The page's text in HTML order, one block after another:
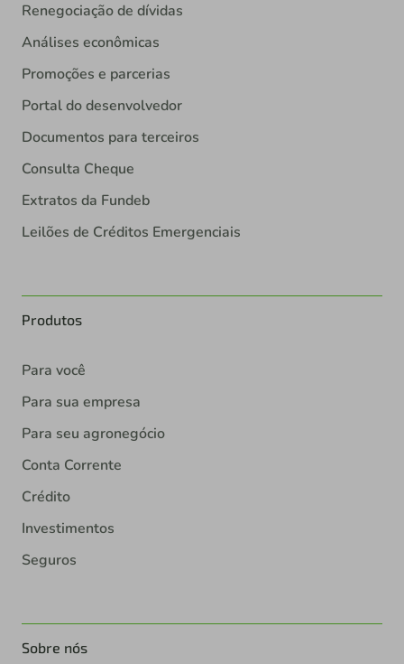
Renegociação de dívidas
Análises econômicas
Promoções e parcerias
Portal do desenvolvedor
Documentos para terceiros
Consulta Cheque
Extratos da Fundeb
Leilões de Créditos Emergenciais
Produtos
Para você
Para sua empresa
Para seu agronegócio
Conta Corrente
Crédito
Investimentos
Seguros
Sobre nós